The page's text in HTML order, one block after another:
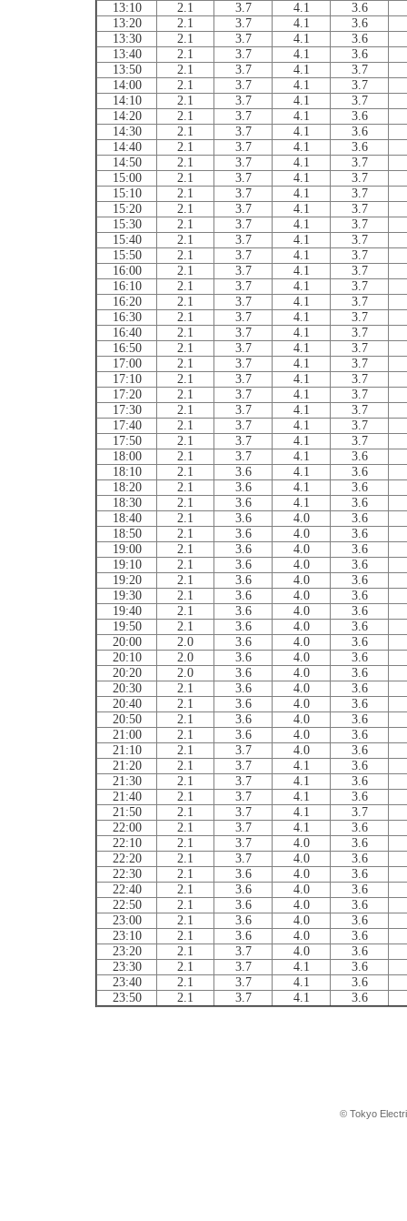
13:10
2.1 3.7 4.1
3.6
13:20
2.1 3.7 4.1
3.6
13:30
2.1 3.7 4.1
3.6
13:40
2.1 3.7 4.1
3.6
13:50
2.1 3.7 4.1
3.7
14:00
2.1 3.7 4.1
3.7
14:10
2.1 3.7 4.1
3.7
14:20
2.1 3.7 4.1
3.6
14:30
2.1 3.7 4.1
3.6
14:40
2.1 3.7 4.1
3.6
14:50
2.1 3.7 4.1
3.7
15:00
2.1 3.7 4.1
3.7
15:10
2.1 3.7 4.1
3.7
15:20
2.1 3.7 4.1
3.7
15:30
2.1 3.7 4.1
3.7
15:40
2.1 3.7 4.1
3.7
15:50
2.1 3.7 4.1
3.7
16:00
2.1 3.7 4.1
3.7
16:10
2.1 3.7 4.1
3.7
16:20
2.1 3.7 4.1
3.7
16:30
2.1 3.7 4.1
3.7
16:40
2.1 3.7 4.1
3.7
16:50
2.1 3.7 4.1
3.7
17:00
2.1 3.7 4.1
3.7
17:10
2.1 3.7 4.1
3.7
17:20
2.1 3.7 4.1
3.7
17:30
2.1 3.7 4.1
3.7
17:40
2.1 3.7 4.1
3.7
17:50
2.1 3.7 4.1
3.7
18:00
2.1 3.7 4.1
3.6
18:10
2.1 3.6 4.1
3.6
18:20
2.1 3.6 4.1
3.6
18:30
2.1 3.6 4.1
3.6
18:40
2.1 3.6 4.0
3.6
18:50
2.1 3.6 4.0
3.6
19:00
2.1 3.6 4.0
3.6
19:10
2.1 3.6 4.0
3.6
19:20
2.1 3.6 4.0
3.6
19:30
2.1 3.6 4.0
3.6
19:40
2.1 3.6 4.0
3.6
19:50
2.1 3.6 4.0
3.6
20:00
2.0 3.6 4.0
3.6
20:10
2.0 3.6 4.0
3.6
20:20
2.0 3.6 4.0
3.6
20:30
2.1 3.6 4.0
3.6
20:40
2.1 3.6 4.0
3.6
20:50
2.1 3.6 4.0
3.6
21:00
2.1 3.6 4.0
3.6
21:10
2.1 3.7 4.0
3.6
21:20
2.1 3.7 4.1
3.6
21:30
2.1 3.7 4.1
3.6
21:40
2.1 3.7 4.1
3.6
21:50
2.1 3.7 4.1
3.7
22:00
2.1 3.7 4.1
3.6
22:10
2.1 3.7 4.0
3.6
22:20
2.1 3.7 4.0
3.6
22:30
2.1 3.6 4.0
3.6
22:40
2.1 3.6 4.0
3.6
22:50
2.1 3.6 4.0
3.6
23:00
2.1 3.6 4.0
3.6
23:10
2.1 3.6 4.0
3.6
23:20
2.1 3.7 4.0
3.6
23:30
2.1 3.7 4.1
3.6
23:40
2.1 3.7 4.1
3.6
23:50
2.1 3.7 4.1 3.6
© Tokyo